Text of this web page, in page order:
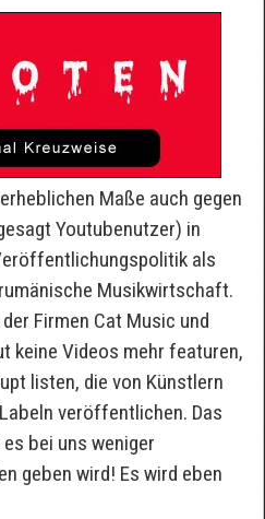
Maße auch gegen
Youtubenutzer) in
als
Musikwirtschaft.
Firmen Cat Music und
keine Videos mehr featuren,
listen, die von Künstlern
veröffentlichen. Das
bei uns weniger
geben wird! Es wird eben